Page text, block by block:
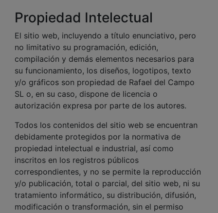
Propiedad Intelectual
El sitio web, incluyendo a título enunciativo, pero
no limitativo su programación, edición,
compilación y demás elementos necesarios para
su funcionamiento, los diseños, logotipos, texto
y/o gráficos son propiedad de Rafael del Campo
SL o, en su caso, dispone de licencia o
autorización expresa por parte de los autores.
Todos los contenidos del sitio web se encuentran
debidamente protegidos por la normativa de
propiedad intelectual e industrial, así como
inscritos en los registros públicos
correspondientes, y no se permite la reproducción
y/o publicación, total o parcial, del sitio web, ni su
tratamiento informático, su distribución, difusión,
modificación o transformación, sin el permiso